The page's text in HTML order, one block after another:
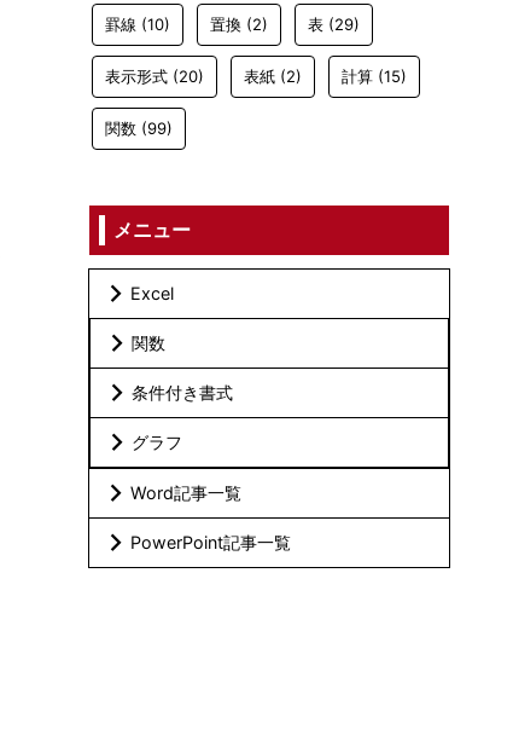
罫線 (10) 置換 (2) 表 (29)
表示形式 (20) 表紙 (2) 計算 (15)
関数 (99)
メニュー
Excel
関数
条件付き書式
グラフ
Word記事一覧
PowerPoint記事一覧